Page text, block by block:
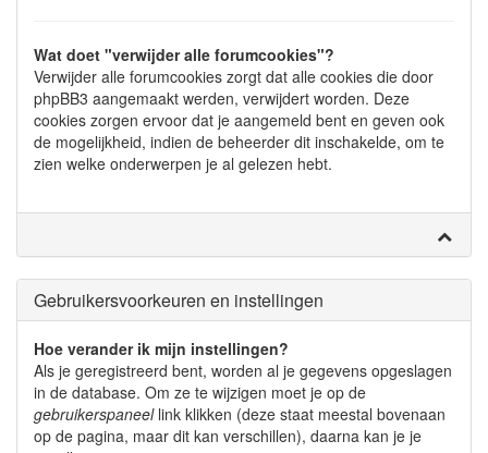
Wat doet "verwijder alle forumcookies"?
Verwijder alle forumcookies zorgt dat alle cookies die door
phpBB3 aangemaakt werden, verwijdert worden. Deze
cookies zorgen ervoor dat je aangemeld bent en geven ook
de mogelijkheid, indien de beheerder dit inschakelde, om te
zien welke onderwerpen je al gelezen hebt.
Gebruikersvoorkeuren en instellingen
Hoe verander ik mijn instellingen?
Als je geregistreerd bent, worden al je gegevens opgeslagen
in de database. Om ze te wijzigen moet je op de
gebruikerspaneellink klikken (deze staat meestal bovenaan
op de pagina, maar dit kan verschillen), daarna kan je je